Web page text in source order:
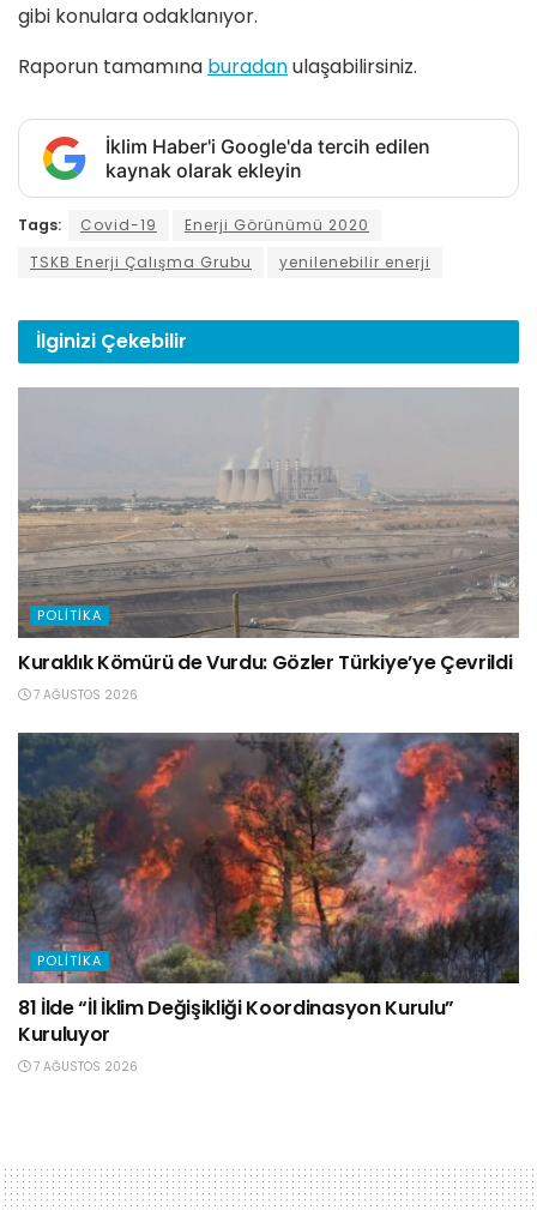
gibi konulara odaklanıyor.
Raporun tamamına buradanulaşabilirsiniz.
İklim Haber'i Google'da tercih edilen
kaynak olarak ekleyin
Tags: Covid-19
Enerji Görünümü 2020
TSKB Enerji Çalışma Grubu
yenilenebilir enerji
İlginizi Çekebilir
POLITIKA
Kuraklık Kömürü de Vurdu: Gözler Türkiye’ye Çevrildi
7 AĞUSTOS 2026
POLITIKA
81 İlde “İl İklim Değişikliği Koordinasyon Kurulu”
Kuruluyor
7 AĞUSTOS 2026